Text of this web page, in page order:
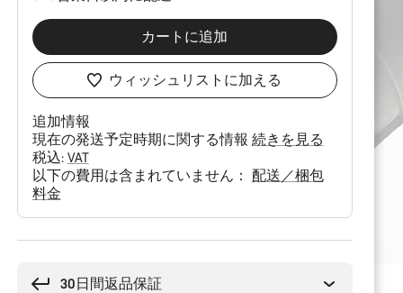
カートに追加
ウィッシュリストに加える
追加情報
現在の発送予定時期に関する情報 続きを見る
税込: VAT
以下の費用は含まれていません： 配送／梱包
料金
30日間返品保証